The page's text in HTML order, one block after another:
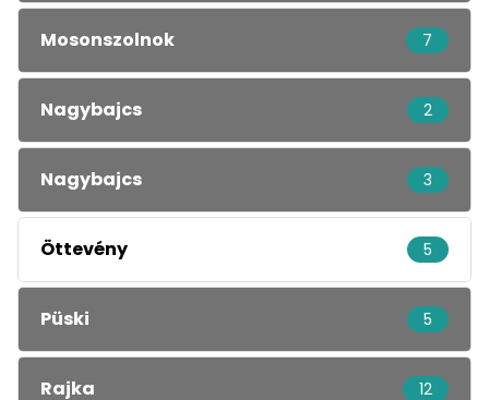
Mosonszolnok 7
Nagybajcs 2
Nagybajcs 3
Öttevény 5
Püski 5
Rajka 12